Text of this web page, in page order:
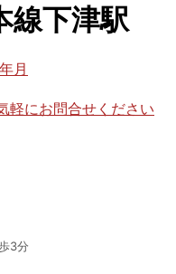
線下津駅
月
3分